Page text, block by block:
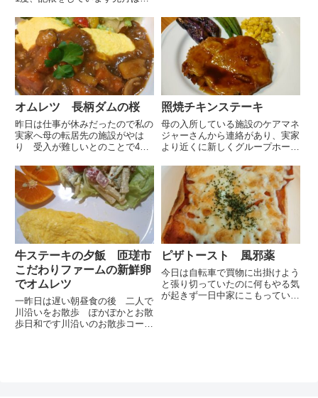
ので長女に頼まれていたアーティ
ストのネットグッズ販売を無事に
購入してから自転車で記帳をしに
行ってきました久しぶりの自転
車...
ってあります本人は季節の変わり
目によるものか休肝日によるスト
レスからくるものかもしれない
と...
オムレツ 長柄ダムの桜
昨日は仕事が休みだったので私の
実家へ母の転居先の施設がやは
り 受入が難しいとのことで4月
りましたいただいているパンフレ
ットや規約、料金などを確認して
から施設の見学をさせてもらいま
す駅まで迎えに来てもらいまずは
父...
照焼チキンステーキ
母の入所している施設のケアマネ
ジャーさんから連絡があり、実家
より近くに新しくグループホーム
か？ と提案がありましたまだ完
成していないのに空きは２名のみ
だそうです父と相談して申込をお
願いしましたケアマネジャーさ
ん...
牛ステーキの夕飯 匝瑳市
こだわりファームの新鮮卵
でオムレツ
一昨日は遅い朝昼食の後 二人で
川沿いをお散歩 ぽかぽかとお散
歩日和です川沿いのお散歩コース
ピザトースト 風邪薬
今日は自転車で買物に出掛けよう
と張り切っていたのに何もやる気
が起きず一日中家にこもっていま